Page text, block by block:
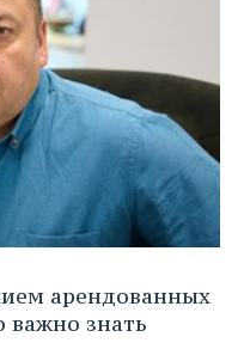
арендованных
важно знать